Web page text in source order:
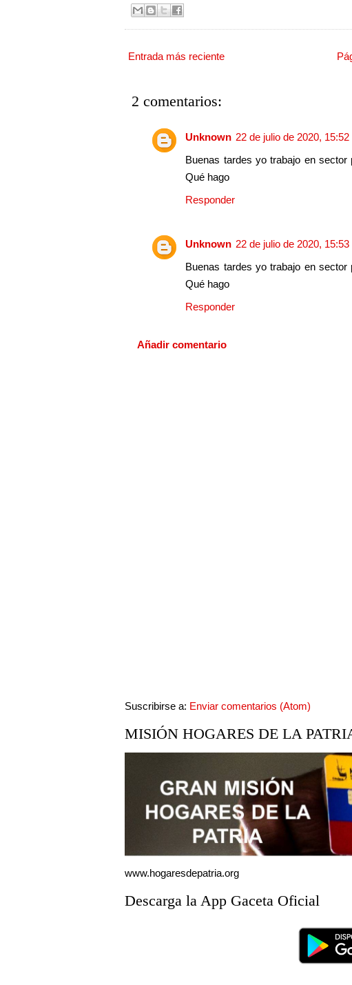
Entrada más reciente
2 comentarios:
Unknown 22 de julio de 2020, 15:52
Buenas tardes yo trabajo en
Qué hago
Responder
Unknown 22 de julio de 2020, 15:53
Buenas tardes yo trabajo en
Qué hago
Responder
Añadir comentario
Suscribirse a: Enviar comentarios (Atom)
MISIÓN HOGARES DE LA
www.hogaresdepatria.org
Descarga la App Gaceta Oficial